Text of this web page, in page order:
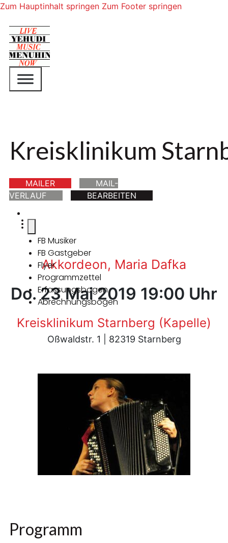
Zum Hauptinhalt springen Zum Footer springen
Kreisklinikum
MAILER
MAIL-
VERLAUF
BEARBEITEN
FB Musiker
FB Gastgeber
Flyer
Programmzettel
Erfassungsbogen
Abrechnungsbogen
Akkordeon, Maria Dafka
Do. 23 Mai 2019 19:00 Uhr
Kreisklinikum Starnberg (Kapelle)
Oßwaldstr. 1 | 82319 Starnberg
Programm